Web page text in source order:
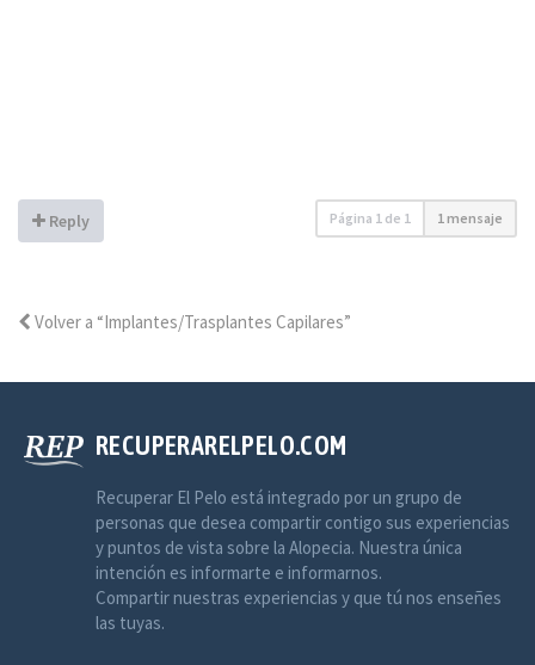
Reply Página 1 de 1 1 mensaje
Volver a “Implantes/Trasplantes Capilares”
RECUPERARELPELO.COM
Recuperar El Pelo está integrado por un grupo de
personas que desea compartir contigo sus experiencias
y puntos de vista sobre la Alopecia. Nuestra única
intención es informarte e informarnos.
Compartir nuestras experiencias y que tú nos enseñes
las tuyas.